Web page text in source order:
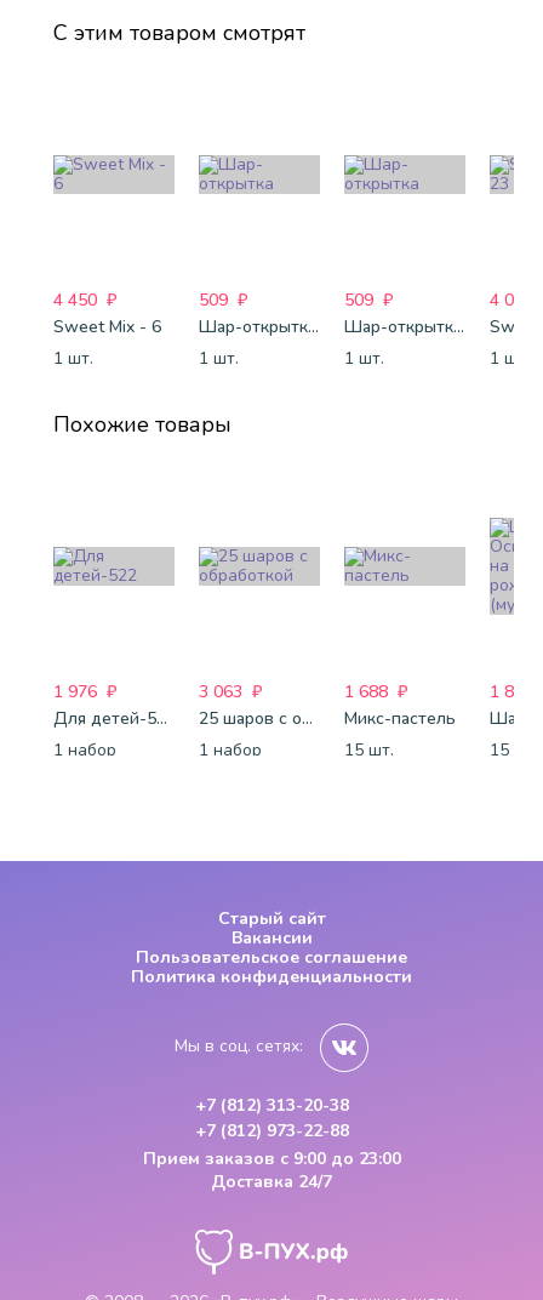
С этим товаром смотрят
4 450 ₽
Sweet Mix - 6
1 шт.
509 ₽
Шар-открытка "Сердце" (45 см) - 2
1 шт.
509 ₽
Шар-открытка "Звезда" (45 см) - 1
1 шт.
4 088
1 шт.
Похожие товары
1 976 ₽
Для детей-522
1 набор
3 063 ₽
25 шаров с обработкой
1 набор
1 688 ₽
Микс-пастель
15 шт.
1 821
15 шт.
Старый сайт
Вакансии
Пользовательское соглашение
Политика конфиденциальности
Мы в соц. сетях:
+7 (812) 313-20-38
+7 (812) 973-22-88
Прием заказов с 9:00 до 23:00
Доставка 24/7